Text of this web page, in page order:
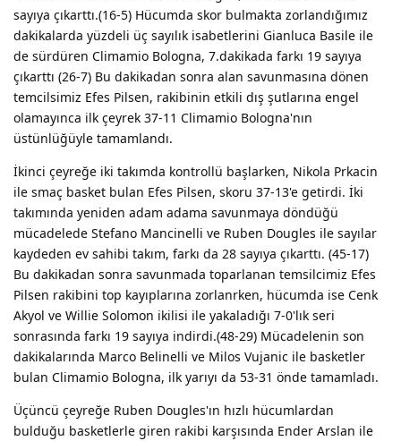
sayıya çıkarttı.(16-5) Hücumda skor bulmakta zorlandığımız
dakikalarda yüzdeli üç sayılık isabetlerini Gianluca Basile ile
de sürdüren Climamio Bologna, 7.dakikada farkı 19 sayıya
çıkarttı (26-7) Bu dakikadan sonra alan savunmasına dönen
temcilsimiz Efes Pilsen, rakibinin etkili dış şutlarına engel
olamayınca ilk çeyrek 37-11 Climamio Bologna'nın
üstünlüğüyle tamamlandı.
İkinci çeyreğe iki takımda kontrollü başlarken, Nikola Prkacin
ile smaç basket bulan Efes Pilsen, skoru 37-13'e getirdi. İki
takımında yeniden adam adama savunmaya döndüğü
mücadelede Stefano Mancinelli ve Ruben Dougles ile sayılar
kaydeden ev sahibi takım, farkı da 28 sayıya çıkarttı. (45-17)
Bu dakikadan sonra savunmada toparlanan temsilcimiz Efes
Pilsen rakibini top kayıplarına zorlanrken, hücumda ise Cenk
Akyol ve Willie Solomon ikilisi ile yakaladığı 7-0'lık seri
sonrasında farkı 19 sayıya indirdi.(48-29) Mücadelenin son
dakikalarında Marco Belinelli ve Milos Vujanic ile basketler
bulan Climamio Bologna, ilk yarıyı da 53-31 önde tamamladı.
Üçüncü çeyreğe Ruben Dougles'ın hızlı hücumlardan
bulduğu basketlerle giren rakibi karşısında Ender Arslan ile